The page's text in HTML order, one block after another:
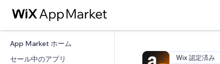
App Market ホーム
セール中のアプリ
Wix 認定済み